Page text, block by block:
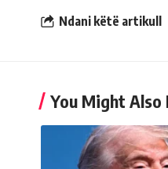
Ndani këtë artikull
You Might Also